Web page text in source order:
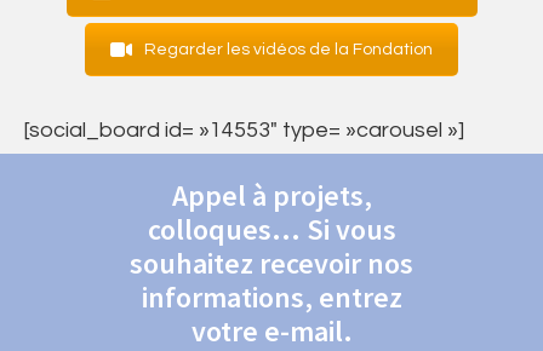
Regarder les vidéos de la Fondation
[social_board id= »14553″ type= »carousel »]
Appel à projets,
colloques... Si vous
souhaitez recevoir nos
informations, entrez
votre e-mail.